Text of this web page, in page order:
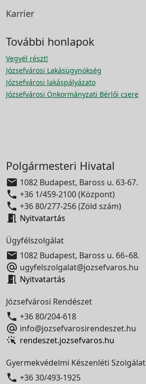
Karrier
További honlapok
Vegyél részt!
Józsefvárosi Lakásügynökség
Józsefvárosi lakáspályázato
Józsefvárosi Önkormányzati Bérlői csere
Polgármesteri Hivatal
 1082 Budapest, Baross u. 63-67.
 +36 1/459-2100 (Központ)
 +36 80/277-256 (Zöld szám)
 Nyitvatartás
Ügyfélszolgálat
 1082 Budapest, Baross u. 66–68.
 ugyfelszolgalat@jozsefvaros.hu
 Nyitvatartás
Józsefvárosi Rendészet
 +36 80/204-618
 info@jozsefvarosirendeszet.hu
rendeszet.jozsefvaros.hu
Gyermekvédelmi Készenléti Szolgálat
 +36 30/493-1925